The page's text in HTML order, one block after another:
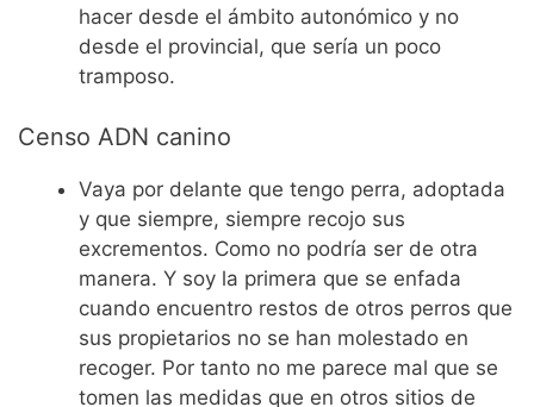
hacer desde el ámbito autonómico y no
desde el provincial, que sería un poco
tramposo.
Censo ADN canino
Vaya por delante que tengo perra, adoptada
y que siempre, siempre recojo sus
excrementos. Como no podría ser de otra
manera. Y soy la primera que se enfada
cuando encuentro restos de otros perros que
sus propietarios no se han molestado en
recoger. Por tanto no me parece mal que se
tomen las medidas que en otros sitios de